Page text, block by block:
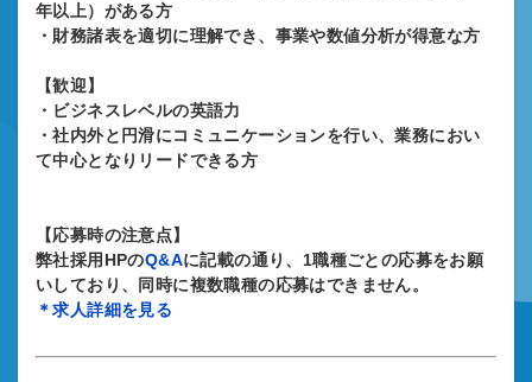
年以上）がある方
・財務諸表を適切に理解でき、事業や数値分析が得意な方
【歓迎】
・ビジネスレベルの英語力
・社内外と円滑にコミュニケーションを行い、業務におい
て中心となりリードできる方
【応募時の注意点】
弊社採用HPのQ&Aに記載の通り、1職種ごとの応募をお願
いしており、同時に複数職種の応募はできません。
＊求人詳細を見る